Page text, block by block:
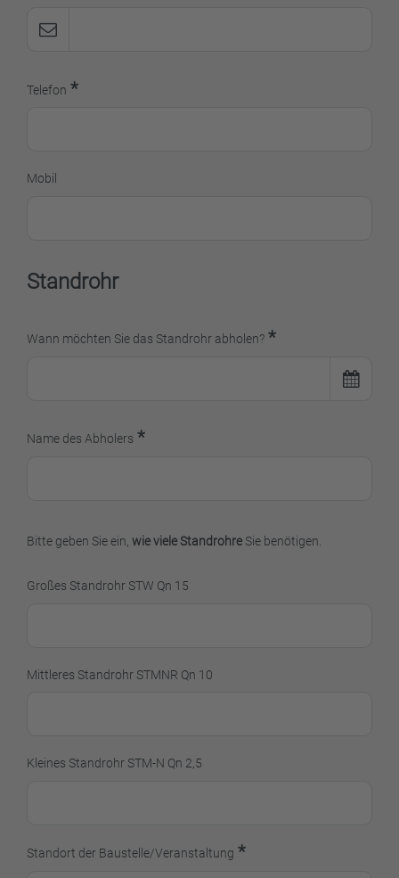
Telefon *
Mobil
Standrohr
Wann möchten Sie das Standrohr abholen? *
Name des Abholers *
Bitte geben Sie ein, wie viele Standrohre Sie benötigen.
Großes Standrohr STW Qn 15
Mittleres Standrohr STMNR Qn 10
Kleines Standrohr STM-N Qn 2,5
Standort der Baustelle/Veranstaltung *